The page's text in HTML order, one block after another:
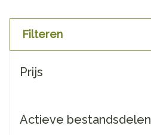
Filteren
Prijs
Actieve bestandsdelen